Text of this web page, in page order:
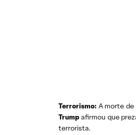
Terrorismo: A morte de
Trump afirmou que
terrorista.